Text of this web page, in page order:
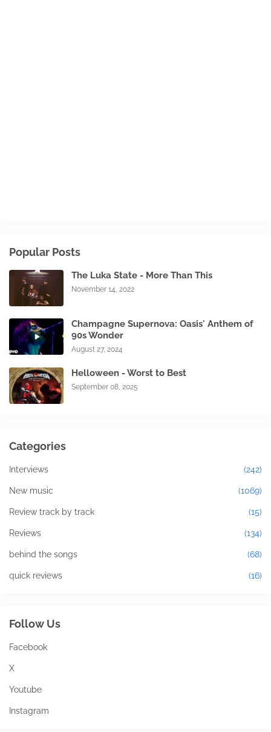
Popular Posts
The Luka State - More Than This
November 14, 2022
Champagne Supernova: Oasis' Anthem of
90s Wonder
August 27, 2024
Helloween - Worst to Best
September 08, 2025
Categories
Interviews (242)
New music (1069)
Review track by track (15)
Reviews (134)
behind the songs (68)
quick reviews (16)
Follow Us
Facebook
X
Youtube
Instagram